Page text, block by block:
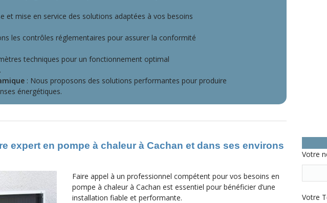
et mise en service des solutions adaptées à vos besoins
les contrôles réglementaires pour assurer la conformité
techniques pour un fonctionnement optimal
: Nous proposons des solutions performantes pour produire
énergétiques.
expert en pompe à chaleur à Cachan et dans ses environs
Faire appel à un professionnel compétent pour vos besoins en
pompe à chaleur à Cachan est essentiel pour bénéficier d’une
installation fiable et performante.
Votre
Votre